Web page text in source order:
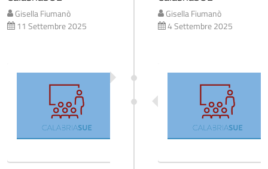
Gisella Fiumanò
11 Settembre 2025
Gisella Fiumanò
4 Settembre 2025